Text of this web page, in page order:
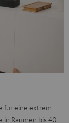
für eine extrem
Räumen bis 40